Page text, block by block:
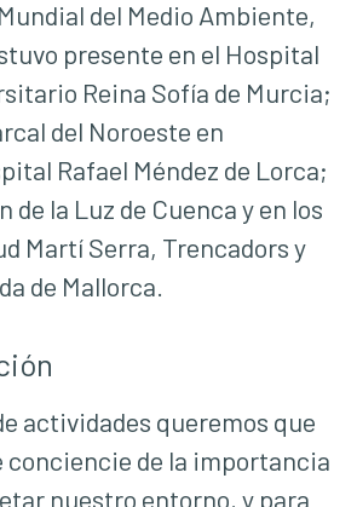
del Medio Ambiente,
presente en el Hospital
Reina Sofía de Murcia;
del Noroeste en
Rafael Méndez de Lorca;
de la Luz de Cuenca y en los
Martí Serra, Trencadors y
de Mallorca.
actividades queremos que
conciencie de la importancia
nuestro entorno, y para